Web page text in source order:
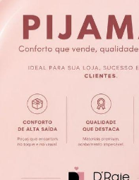
CORSELETS
CUECAS
PIJAMAS DE INVERNO
PIJAMAS DE VERÃO
SUTIÃS